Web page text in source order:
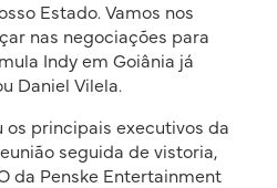
Estado. Vamos nos
nas negociações para
Indy em Goiânia já
Daniel Vilela.
os principais executivos da
seguida de vistoria,
da Penske Entertainment